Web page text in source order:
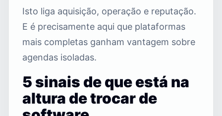
Isto liga aquisição, operação e reputação.
E é precisamente aqui que plataformas
mais completas ganham vantagem sobre
agendas isoladas.
5 sinais de que está na
altura de trocar de